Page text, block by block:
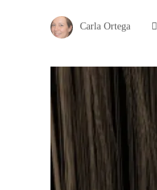
Carla Ortega